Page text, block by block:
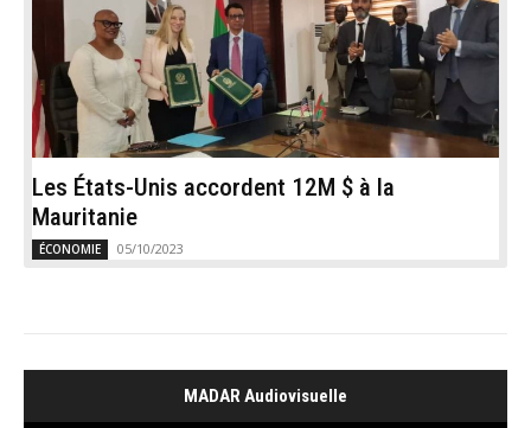
Les États-Unis accordent 12M $ à la
Mauritanie
ÉCONOMIE 05/10/2023
MADAR Audiovisuelle